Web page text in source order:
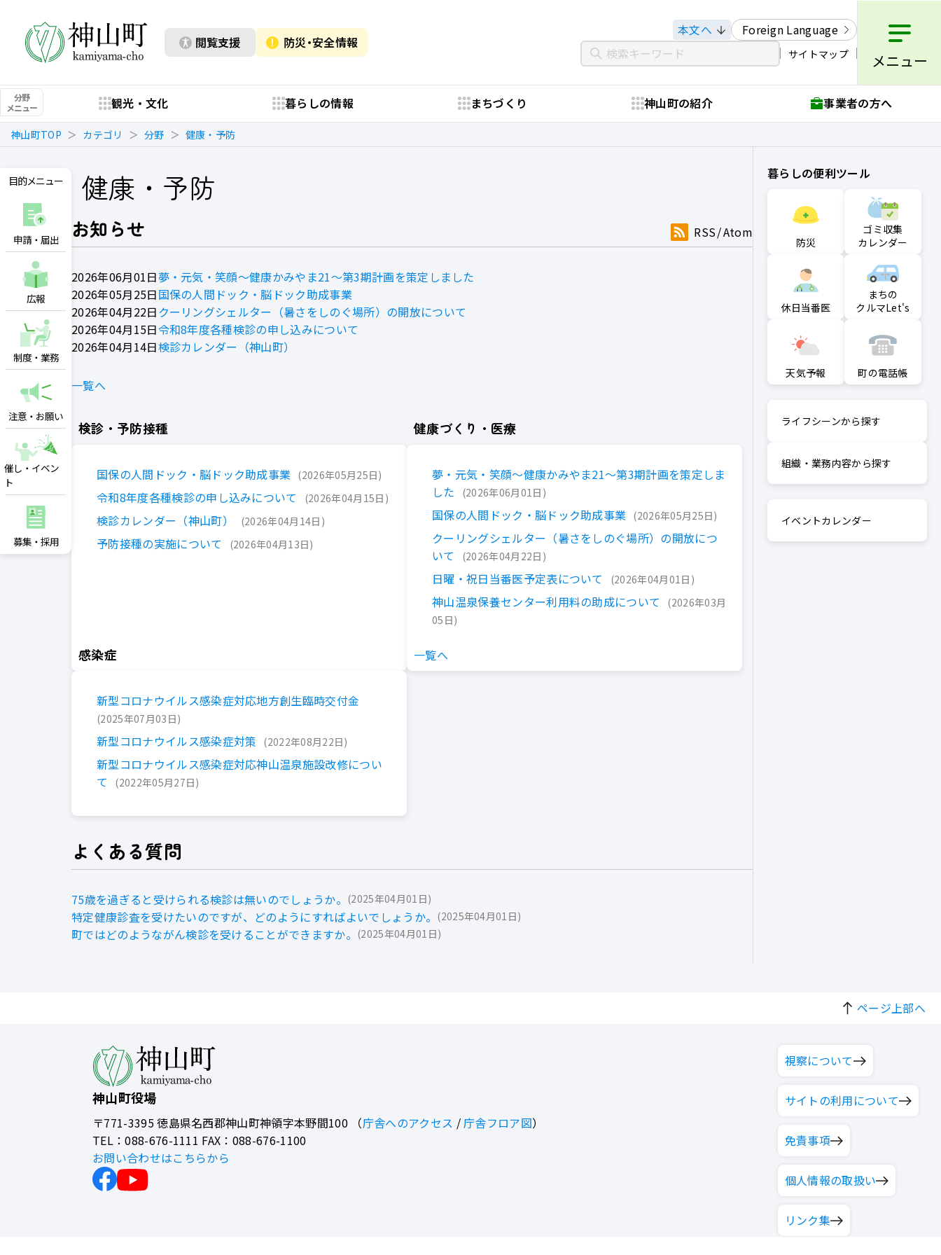
閲覧支援 防災・安全情報
本文へ Foreign Language
サイトマップ メニュー
分野
メニュー
観光・文化 暮らしの情報 まちづくり 神山町の紹介 事業者の方へ
神山町TOP カテゴリ 分野 健康・予防
目的メニュー
申請・届出
広報
制度・業務
注意・お願い
催し・イベン
ト
募集・採用
健康・予防
お知らせ RSS Atom
2026年06月01日夢・元気・笑顔～健康かみやま21～第3期計画を策定しました
2026年05月25日国保の人間ドック・脳ドック助成事業
2026年04月22日クーリングシェルター（暑さをしのぐ場所）の開放について
2026年04月15日令和8年度各種検診の申し込みについて
2026年04月14日検診カレンダー（神山町）
一覧へ
検診・予防接種
国保の人間ドック・脳ドック助成事業 2026年05月25日
令和8年度各種検診の申し込みについて 2026年04月15日
検診カレンダー（神山町） 2026年04月14日
予防接種の実施について 2026年04月13日
健康づくり・医療
夢・元気・笑顔～健康かみやま21～第3期計画を策定しま
した
2026年06月01日
国保の人間ドック・脳ドック助成事業 2026年05月25日
クーリングシェルター（暑さをしのぐ場所）の開放につ
いて
2026年04月22日
日曜・祝日当番医予定表について 2026年04月01日
神山温泉保養センター利用料の助成について
2026年03月
05日
一覧へ
感染症
新型コロナウイルス感染症対応地方創生臨時交付金
2025年07月03日
新型コロナウイルス感染症対策 2022年08月22日
新型コロナウイルス感染症対応神山温泉施設改修につい
て
2022年05月27日
よくある質問
75歳を過ぎると受けられる検診は無いのでしょうか。 2025年04月01日
特定健康診査を受けたいのですが、どのようにすればよいでしょうか。 2025年04月01日
町ではどのようながん検診を受けることができますか。 2025年04月01日
暮らしの便利ツール
防災
ゴミ収集
カレンダー
休日当番医
まちの
クルマLet's
天気予報 町の電話帳
ライフシーンから探す
組織・業務内容から探す
イベントカレンダー
ページ上部へ
神山町役場
〒771-3395徳島県名西郡神山町神領字本野間100 （庁舎へのアクセス /庁舎フロア図）
TEL：088-676-1111 FAX：088-676-1100
お問い合わせはこちらから
視察について
サイトの利用について
免責事項
個人情報の取扱い
リンク集